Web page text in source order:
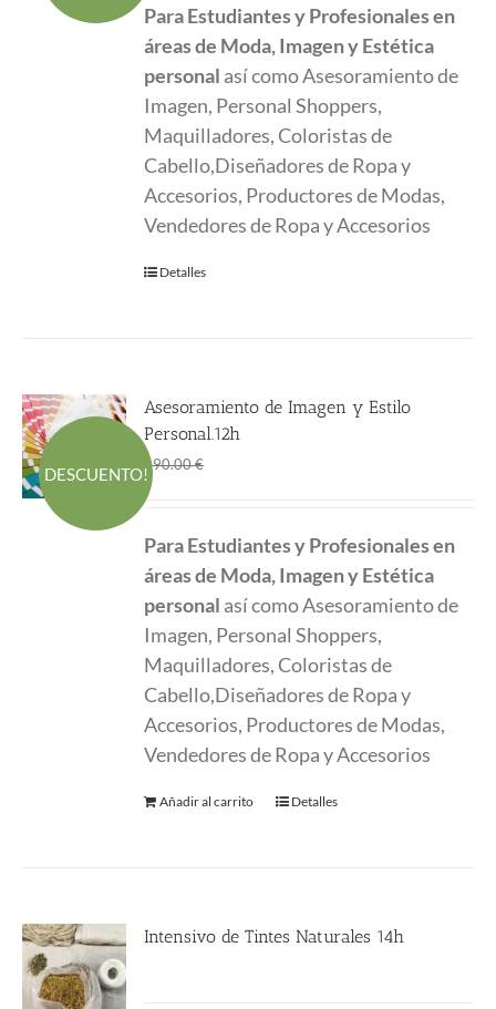
era:
190.00 €.
es:
150.00 €.
Para Estudiantes y Profesionales en
áreas de Moda, Imagen y Estética
personal así como Asesoramiento de
Imagen, Personal Shoppers,
Maquilladores, Coloristas de
Cabello,Diseñadores de Ropa y
Accesorios, Productores de Modas,
Vendedores de Ropa y Accesorios
Detalles
DESCUENTO!
Asesoramiento de Imagen y Estilo
Personal.12h
190.00€
era:
190.00 €.
es:
190.00 €.
Para Estudiantes y Profesionales en
áreas de Moda, Imagen y Estética
personal así como Asesoramiento de
Imagen, Personal Shoppers,
Maquilladores, Coloristas de
Cabello,Diseñadores de Ropa y
Accesorios, Productores de Modas,
Vendedores de Ropa y Accesorios
Añadir al carrito Detalles
Intensivo de Tintes Naturales 14h